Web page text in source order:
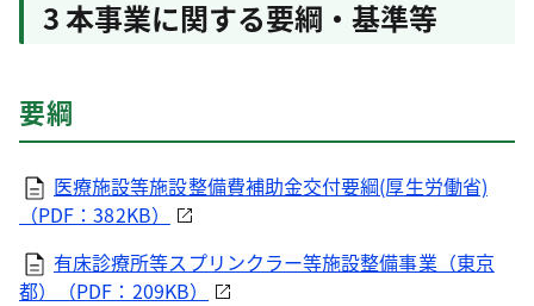
3 本事業に関する要綱・基準等
要綱
医療施設等施設整備費補助金交付要綱(厚生労働省)
（PDF：382KB）
有床診療所等スプリンクラー等施設整備事業（東京
都）（PDF：209KB）